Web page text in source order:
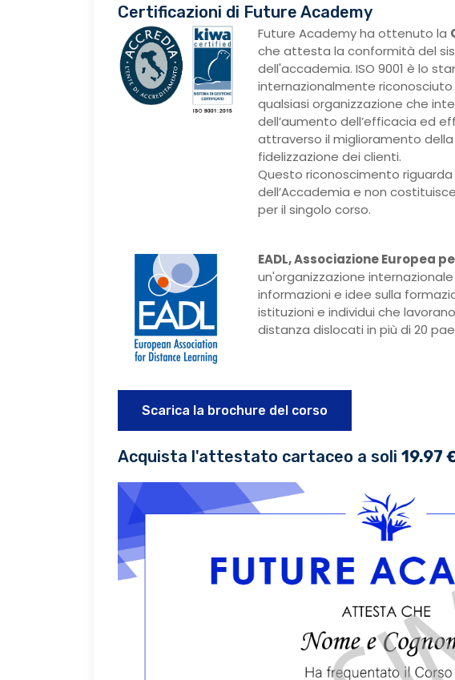
Certificazioni di Future Academy
Future Academy ha ottenuto la
che attesta la conformità del
dell'accademia. ISO 9001 è lo
internazionalmente
qualsiasi organizzazione che
dell’aumento dell’efficacia ed
attraverso il miglioramento
fidelizzazione dei clienti.
Questo riconoscimento
dell’Accademia e non
per il singolo corso.
EADL, Associazione Europea
un'organizzazione
informazioni e idee sulla
istituzioni e individui che
distanza dislocati in più di 20
Scarica la brochure del corso
Acquista l'attestato cartaceo a soli 19.97